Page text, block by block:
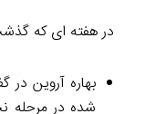
در هفته ­ای که
بهاره آروین در
شده در مرحله